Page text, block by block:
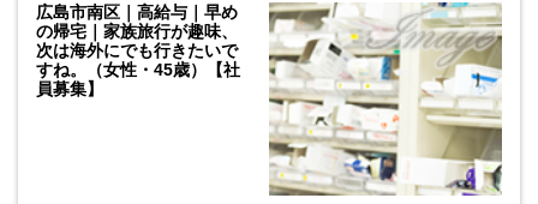
広島市南区｜高給与｜早め
の帰宅｜家族旅行が趣味、
次は海外にでも行きたいで
すね。（女性・45歳）【社
員募集】